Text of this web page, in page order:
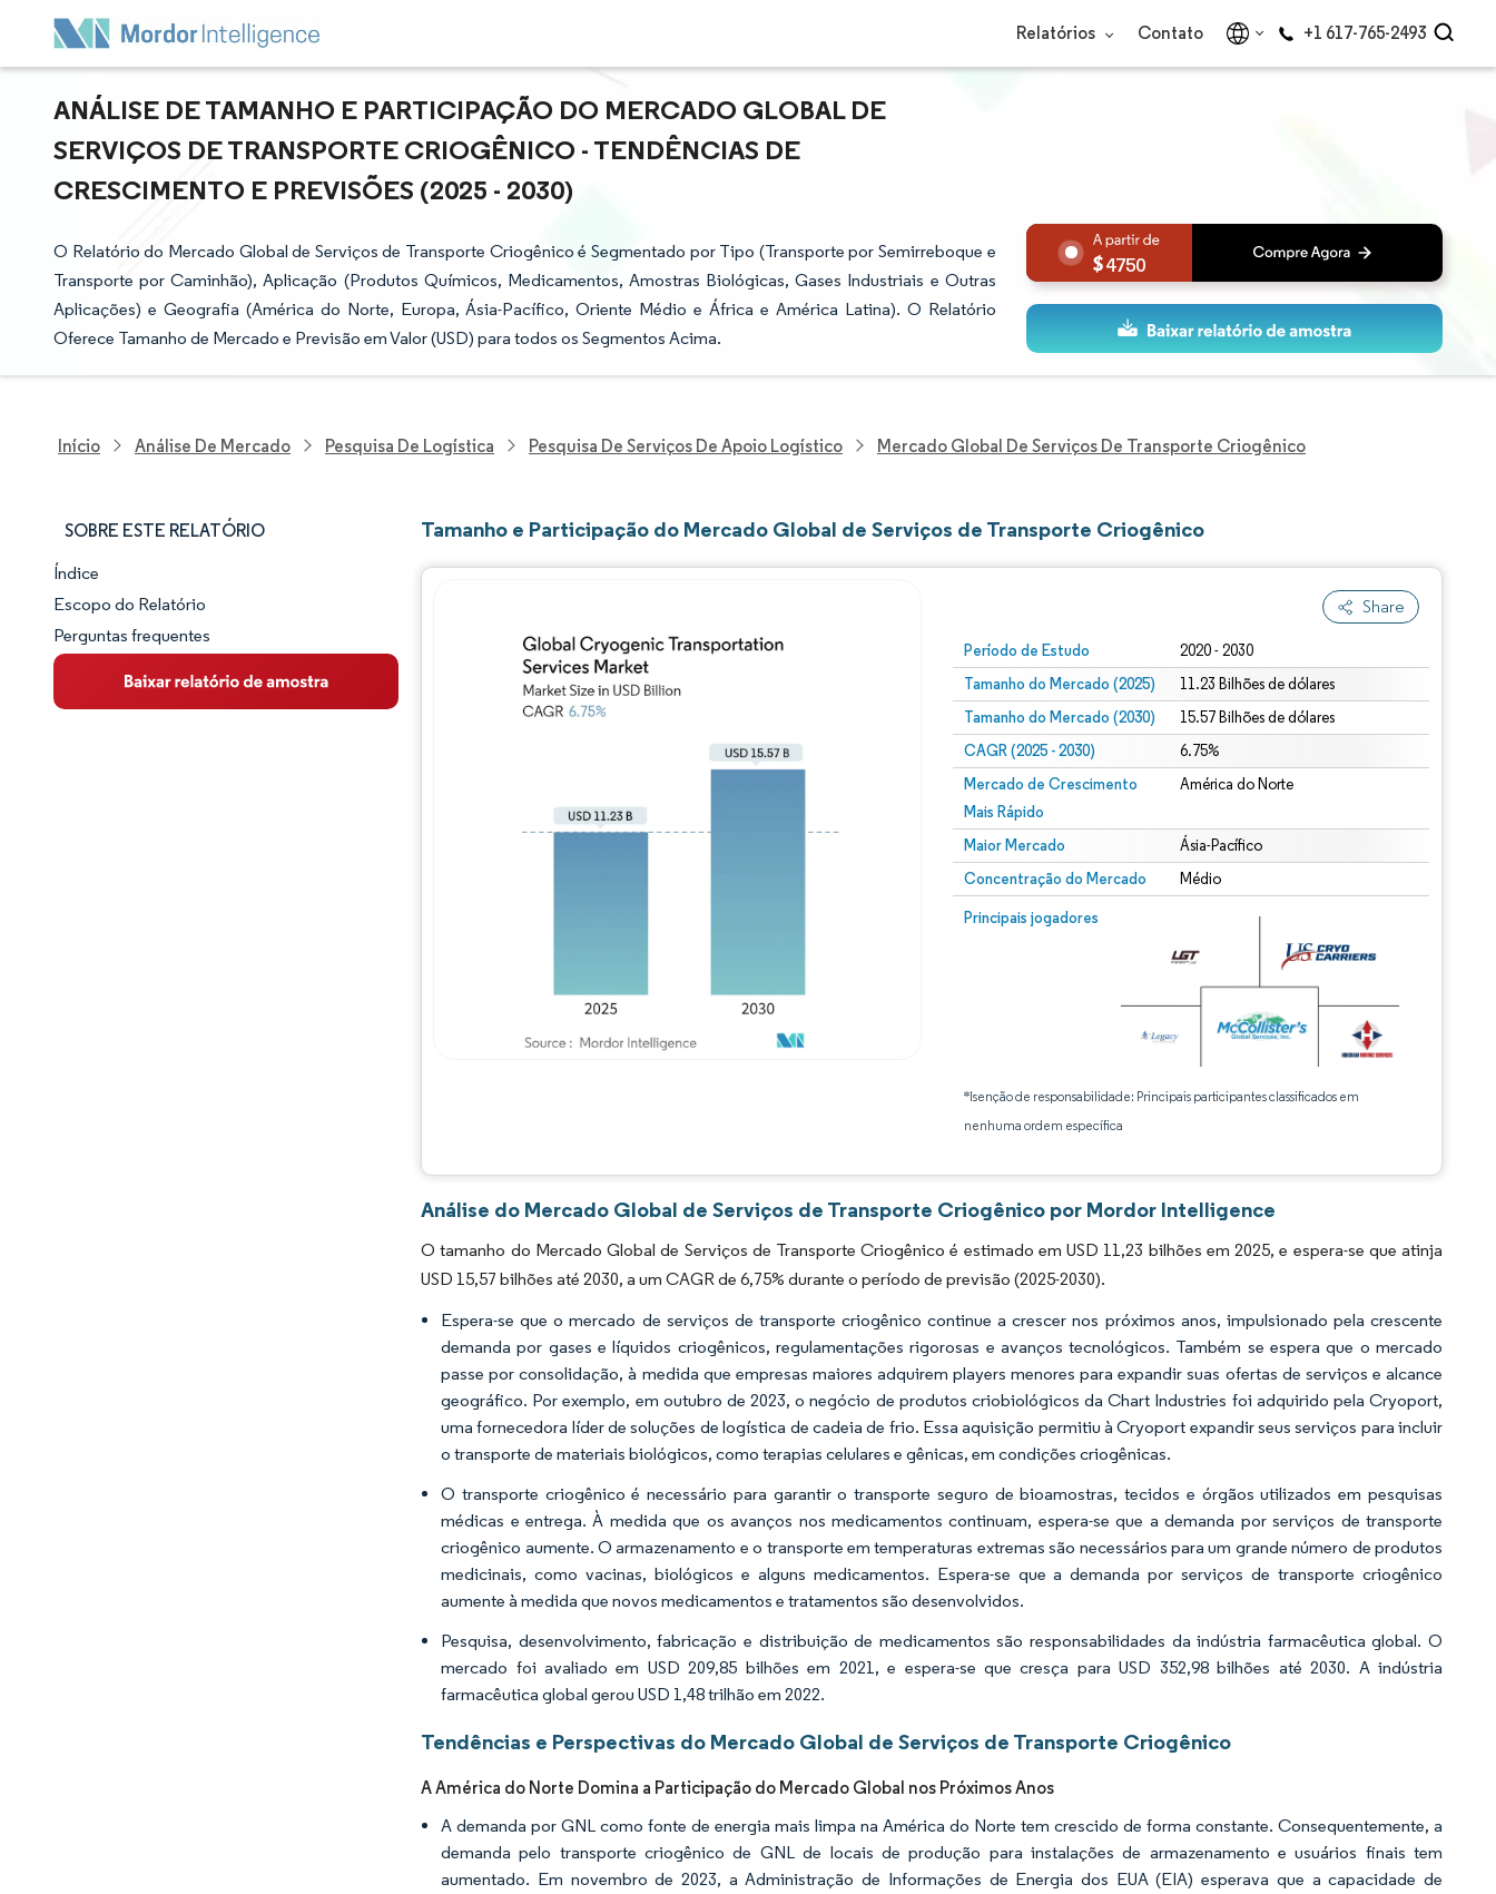
Relatórios Contato +1 617-765-2493
ANÁLISE DE TAMANHO E PARTICIPAÇÃO DO MERCADO GLOBAL DE
SERVIÇOS DE TRANSPORTE CRIOGÊNICO - TENDÊNCIAS DE
CRESCIMENTO E PREVISÕES (2025 - 2030)
O Relatório do Mercado Global de Serviços de Transporte Criogênico é Segmentado por Tipo (Transporte por Semirreboque e
Transporte por Caminhão), Aplicação (Produtos Químicos, Medicamentos, Amostras Biológicas, Gases Industriais e Outras
Aplicações) e Geografia (América do Norte, Europa, Ásia-Pacífico, Oriente Médio e África e América Latina). O Relatório
Oferece Tamanho de Mercado e Previsão em Valor (USD) para todos os Segmentos Acima.
4750
Início Análise De Mercado Pesquisa De Logística Pesquisa De Serviços De Apoio Logístico Mercado Global De Serviços De Transporte Criogênico
SOBRE ESTE RELATÓRIO
Panorama do Mercado
Visão Geral do Mercado
Principais Tendências de Mercado
Índice
Escopo do Relatório
Perguntas frequentes
Tamanho e Participação do Mercado Global de Serviços de Transporte Criogênico
Share
Período de Estudo 2020 - 2030
Tamanho do Mercado (2025) 11.23 Bilhões de dólares
Tamanho do Mercado (2030) 15.57 Bilhões de dólares
CAGR (2025 - 2030) 6.75%
Mercado de Crescimento
Mais Rápido
América do Norte
Maior Mercado Ásia-Pacífico
Concentração do Mercado Médio
Principais jogadores
*Isenção de responsabilidade: Principais participantes classificados em
nenhuma ordem específica
Análise do Mercado Global de Serviços de Transporte Criogênico por Mordor Intelligence
O tamanho do Mercado Global de Serviços de Transporte Criogênico é estimado em USD 11,23 bilhões em 2025, e espera-se que atinja
USD 15,57 bilhões até 2030, a um CAGR de 6,75% durante o período de previsão (2025-2030).
Espera-se que o mercado de serviços de transporte criogênico continue a crescer nos próximos anos, impulsionado pela crescente
demanda por gases e líquidos criogênicos, regulamentações rigorosas e avanços tecnológicos. Também se espera que o mercado
passe por consolidação, à medida que empresas maiores adquirem players menores para expandir suas ofertas de serviços e alcance
geográfico. Por exemplo, em outubro de 2023, o negócio de produtos criobiológicos da Chart Industries foi adquirido pela Cryoport,
uma fornecedora líder de soluções de logística de cadeia de frio. Essa aquisição permitiu à Cryoport expandir seus serviços para incluir
o transporte de materiais biológicos, como terapias celulares e gênicas, em condições criogênicas.
O transporte criogênico é necessário para garantir o transporte seguro de bioamostras, tecidos e órgãos utilizados em pesquisas
médicas e entrega. À medida que os avanços nos medicamentos continuam, espera-se que a demanda por serviços de transporte
criogênico aumente. O armazenamento e o transporte em temperaturas extremas são necessários para um grande número de produtos
medicinais, como vacinas, biológicos e alguns medicamentos. Espera-se que a demanda por serviços de transporte criogênico
aumente à medida que novos medicamentos e tratamentos são desenvolvidos.
Pesquisa, desenvolvimento, fabricação e distribuição de medicamentos são responsabilidades da indústria farmacêutica global. O
mercado foi avaliado em USD 209,85 bilhões em 2021, e espera-se que cresça para USD 352,98 bilhões até 2030. A indústria
farmacêutica global gerou USD 1,48 trilhão em 2022.
Tendências e Perspectivas do Mercado Global de Serviços de Transporte Criogênico
A América do Norte Domina a Participação do Mercado Global nos Próximos Anos
A demanda por GNL como fonte de energia mais limpa na América do Norte tem crescido de forma constante. Consequentemente, a
demanda pelo transporte criogênico de GNL de locais de produção para instalações de armazenamento e usuários finais tem
aumentado. Em novembro de 2023, a Administração de Informações de Energia dos EUA (EIA) esperava que a capacidade de